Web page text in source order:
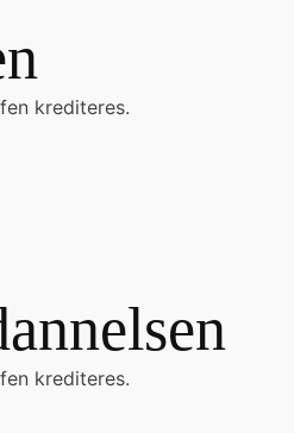
krediteres.
krediteres.